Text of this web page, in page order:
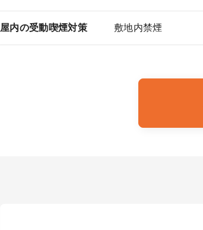
屋内の受動喫煙対策 敷地内禁煙